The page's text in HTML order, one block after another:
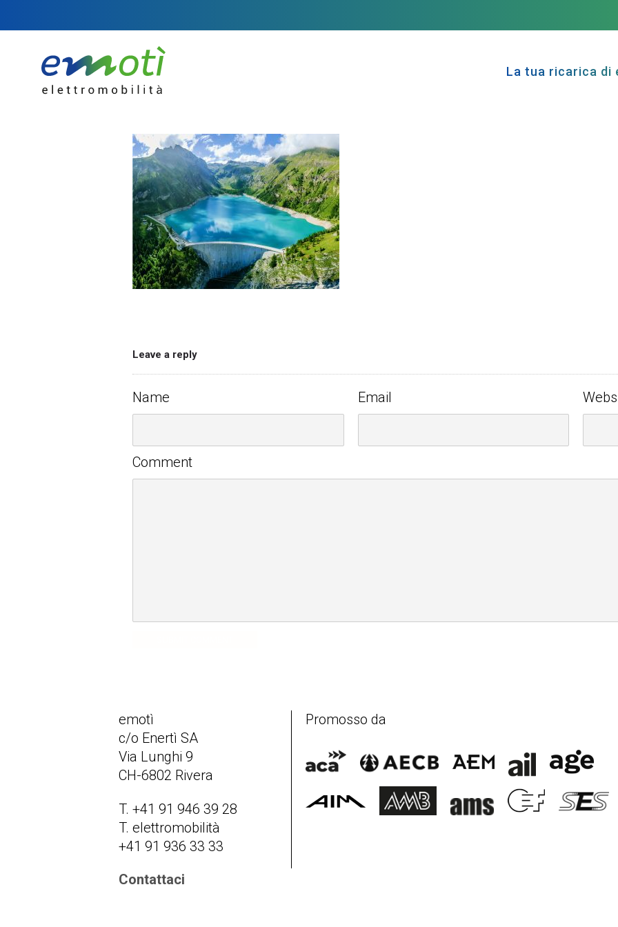
La tua ricarica di
Leave a reply
Name Email
Comment
emotì
c/o Enertì SA
Via Lunghi 9
CH-6802 Rivera
T. +41 91 946 39 28
T. elettromobilità
+41 91 936 33 33
Contattaci
Promosso da